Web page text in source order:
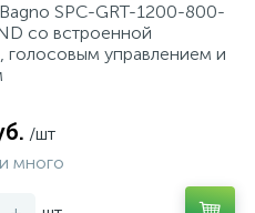
SPC-GRT-1200-800-
со встроенной
голосовым управлением и
/шт
много